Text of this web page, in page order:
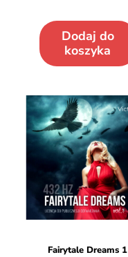
Dodaj do
koszyka
Fairytale Dreams 1